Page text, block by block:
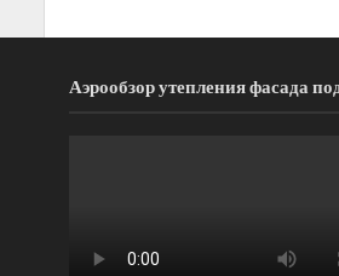
Аэрообзор утепления фасада